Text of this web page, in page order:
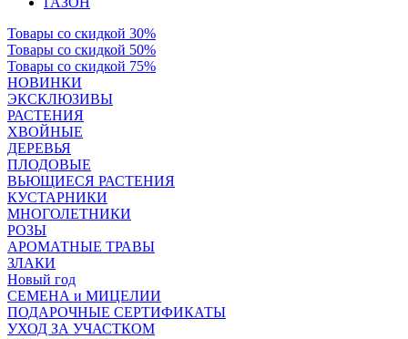
Товары со скидкой 30%
Товары со скидкой 50%
Товары со скидкой 75%
НОВИНКИ
ЭКСКЛЮЗИВЫ
РАСТЕНИЯ
ХВОЙНЫЕ
ДЕРЕВЬЯ
ПЛОДОВЫЕ
ВЬЮЩИЕСЯ РАСТЕНИЯ
КУСТАРНИКИ
МНОГОЛЕТНИКИ
РОЗЫ
АРОМАТНЫЕ ТРАВЫ
ЗЛАКИ
Новый год
СЕМЕНА и МИЦЕЛИИ
ПОДАРОЧНЫЕ СЕРТИФИКАТЫ
УХОД ЗА УЧАСТКОМ